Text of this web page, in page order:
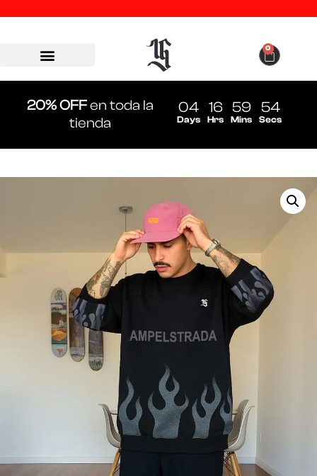
0
20% OFFen toda la
tienda
04
Days
16
Hrs
59
Mins
54
Secs